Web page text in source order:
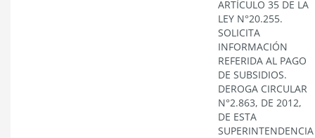
ARTÍCULO 35 DE LA
LEY N°20.255.
SOLICITA
INFORMACIÓN
REFERIDA AL PAGO
DE SUBSIDIOS.
DEROGA CIRCULAR
N°2.863, DE 2012,
DE ESTA
SUPERINTENDENCIA